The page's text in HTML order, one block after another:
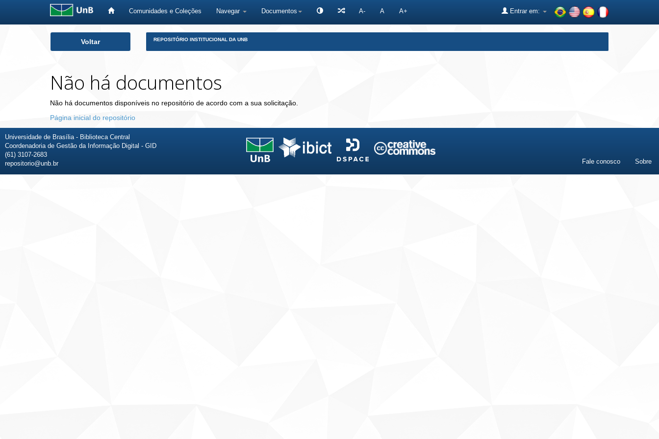
Comunidades e Coleções Navegar Documentos A- A A+ Entrar em:
Voltar REPOSITÓRIO INSTITUCIONAL DA UNB
Não há documentos
Não há documentos disponíveis no repositório de acordo com a sua solicitação.
Página inicial do repositório
Universidade de Brasília - Biblioteca Central
Coordenadoria de Gestão da Informação Digital - GID
(61) 3107-2683
repositorio@unb.br
Fale conosco Sobre